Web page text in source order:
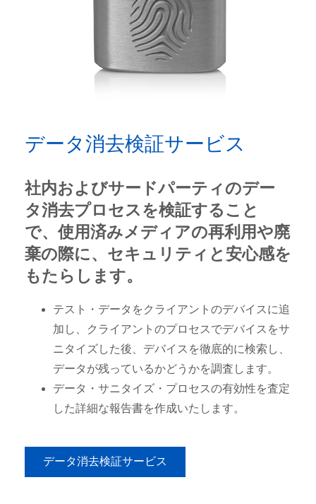
データ消去検証サービス
社内およびサードパーティのデー
タ消去プロセスを検証すること
で、使用済みメディアの再利用や廃
棄の際に、セキュリティと安心感を
もたらします。
テスト・データをクライアントのデバイスに追
加し、クライアントのプロセスでデバイスをサ
ニタイズした後、デバイスを徹底的に検索し、
データが残っているかどうかを調査します。
データ・サニタイズ・プロセスの有効性を査定
した詳細な報告書を作成いたします。
データ消去検証サービス